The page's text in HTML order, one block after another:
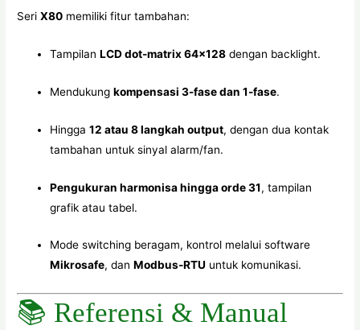
SeriX80 memiliki fitur tambahan:
TampilanLCD dot-matrix 64×128 dengan backlight.
Mendukungkompensasi 3-fase dan 1-fase.
Hingga12 atau 8 langkah output, dengan dua kontak
tambahan untuk sinyal alarm/fan.
Pengukuran harmonisa hingga orde 31, tampilan
grafik atau tabel.
Mode switching beragam, kontrol melalui software
Mikrosafe, danModbus‑RTU untuk komunikasi.
📚 Referensi & Manual